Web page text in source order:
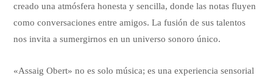
creado una atmósfera honesta y sencilla, donde las notas fluyen
como conversaciones entre amigos. La fusión de sus talentos
nos invita a sumergirnos en un universo sonoro único.
«Assaig Obert» no es solo música; es una experiencia sensorial